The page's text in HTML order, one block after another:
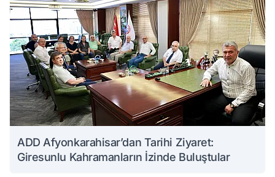
ADD Afyonkarahisar’dan Tarihi Ziyaret:
Giresunlu Kahramanların İzinde Buluştular